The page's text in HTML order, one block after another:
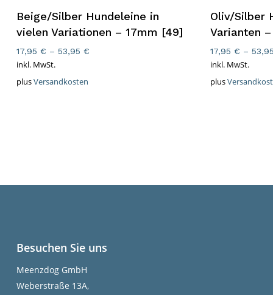
Beige/Silber Hundeleine in
vielen Variationen – 17mm [49]
17,95 € – 53,95 €
inkl. MwSt.
plusVersandkosten
Oliv/Silber
Varianten
17,95€ –
inkl. MwSt.
plus
Besuchen Sie uns
Meenzdog GmbH
Weberstraße 13A,